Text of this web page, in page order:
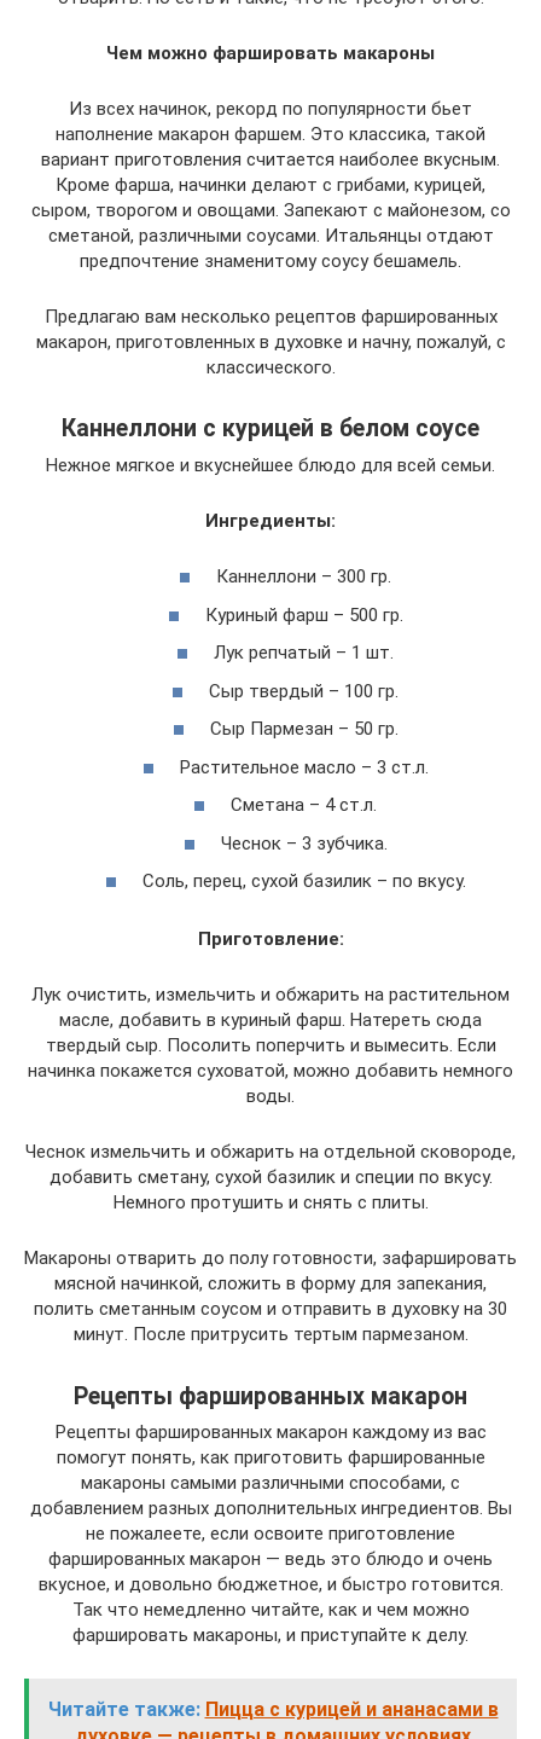
Чем можно фаршировать макароны
Из всех начинок, рекорд по популярности бьет
наполнение макарон фаршем. Это классика, такой
вариант приготовления считается наиболее вкусным.
Кроме фарша, начинки делают с грибами, курицей,
сыром, творогом и овощами. Запекают с майонезом, со
сметаной, различными соусами. Итальянцы отдают
предпочтение знаменитому соусу бешамель.
Предлагаю вам несколько рецептов фаршированных
макарон, приготовленных в духовке и начну, пожалуй, с
классического.
Каннеллони с курицей в белом соусе
Нежное мягкое и вкуснейшее блюдо для всей семьи.
Ингредиенты:
Каннеллони – 300 гр.
Куриный фарш – 500 гр.
Лук репчатый – 1 шт.
Сыр твердый – 100 гр.
Сыр Пармезан – 50 гр.
Растительное масло – 3 ст.л.
Сметана – 4 ст.л.
Чеснок – 3 зубчика.
Соль, перец, сухой базилик – по вкусу.
Приготовление:
Лук очистить, измельчить и обжарить на растительном
масле, добавить в куриный фарш. Натереть сюда
твердый сыр. Посолить поперчить и вымесить. Если
начинка покажется суховатой, можно добавить немного
воды.
Чеснок измельчить и обжарить на отдельной сковороде,
добавить сметану, сухой базилик и специи по вкусу.
Немного протушить и снять с плиты.
Макароны отварить до полу готовности, зафаршировать
мясной начинкой, сложить в форму для запекания,
полить сметанным соусом и отправить в духовку на 30
минут. После притрусить тертым пармезаном.
Рецепты фаршированных макарон
Рецепты фаршированных макарон каждому из вас
помогут понять, как приготовить фаршированные
макароны самыми различными способами, с
добавлением разных дополнительных ингредиентов. Вы
не пожалеете, если освоите приготовление
фаршированных макарон — ведь это блюдо и очень
вкусное, и довольно бюджетное, и быстро готовится.
Так что немедленно читайте, как и чем можно
фаршировать макароны, и приступайте к делу.
Читайте также: Пицца с курицей и ананасами в